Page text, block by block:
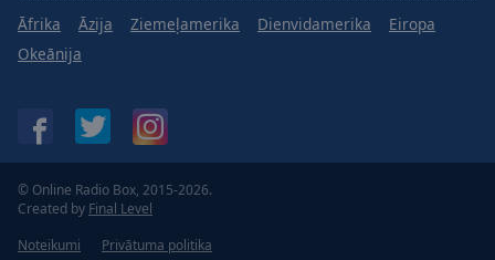
Āfrika Āzija Ziemeļamerika Dienvidamerika
Eiropa
Okeānija
© Online Radio Box, 2015-2026.
Created by Final Level
Noteikumi
Privātuma politika